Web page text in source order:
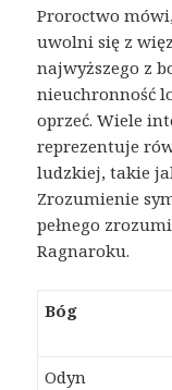
Proroctwo
uwolni się z
najwyższego z
nieuchronność
oprzeć. Wiele
reprezentuje
ludzkiej, takie
Zrozumienie
pełnego
Ragnaroku.
Bóg
Odyn